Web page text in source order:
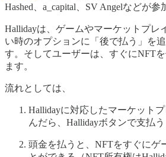
Hashed、a_capital、SV Angelなどが参
Hallidayは、ゲームやマーケットプレ
い時のオプションに「後で払う」を
す。そしてユーザーは、すぐにNFT
ます。
流れとしては、
Hallidayに対応したマーケット
んだら、Hallidayボタンで支払う
頭金を払うと、NFTをすぐにゲ